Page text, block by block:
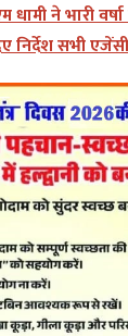
धामी ने भारी
निर्देश सभी